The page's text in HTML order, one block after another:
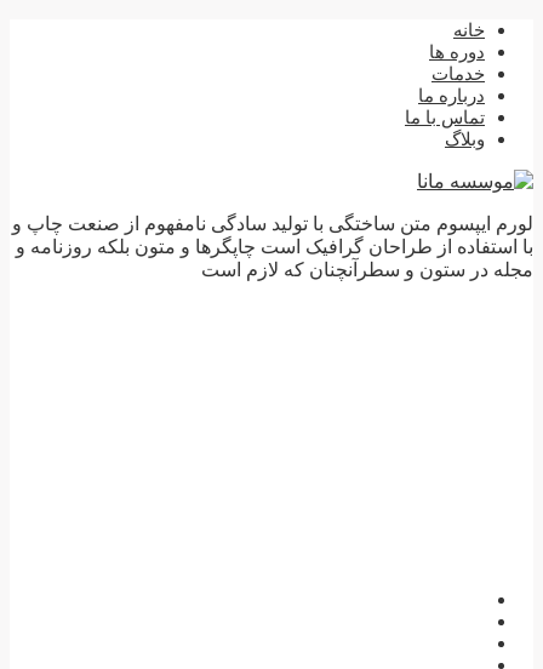
خانه
دوره ها
خدمات
درباره ما
تماس با ما
وبلاگ
لورم ایپسوم متن ساختگی با تولید سادگی نامفهوم از صنعت چاپ و
با استفاده از طراحان گرافیک است چاپگرها و متون بلکه روزنامه و
مجله در ستون و سطرآنچنان که لازم است